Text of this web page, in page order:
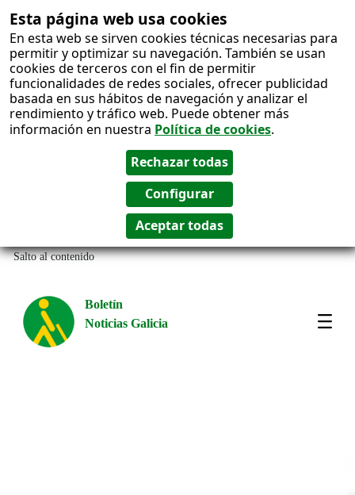
Esta página web usa cookies
En esta web se sirven cookies técnicas necesarias para
permitir y optimizar su navegación. También se usan
cookies de terceros con el fin de permitir
funcionalidades de redes sociales, ofrecer publicidad
basada en sus hábitos de navegación y analizar el
rendimiento y tráfico web. Puede obtener más
información en nuestra Política de cookies.
Salto al contenido
Boletín
Noticias Galicia